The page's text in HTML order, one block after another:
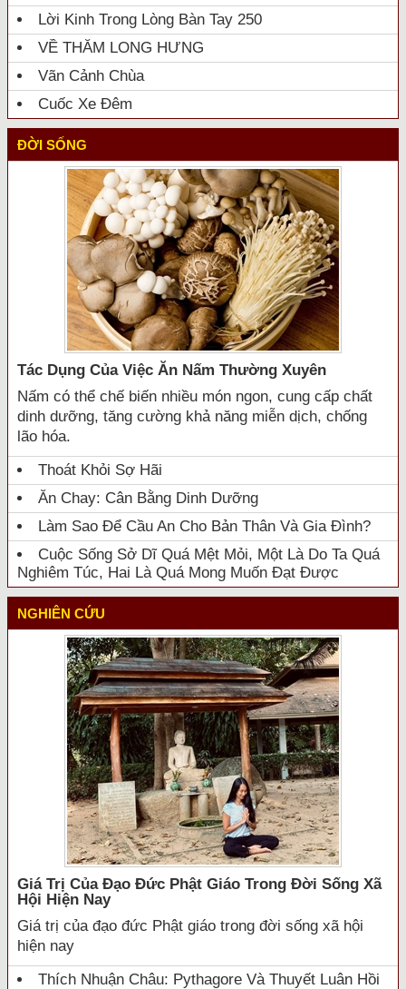
Lời Kinh Trong Lòng Bàn Tay 250
VỀ THĂM LONG HƯNG
Vãn Cảnh Chùa
Cuốc Xe Đêm
ĐỜI SỐNG
Tác Dụng Của Việc Ăn Nấm Thường Xuyên
Nấm có thể chế biến nhiều món ngon, cung cấp chất
dinh dưỡng, tăng cường khả năng miễn dịch, chống
lão hóa.
Thoát Khỏi Sợ Hãi
Ăn Chay: Cân Bằng Dinh Dưỡng
Làm Sao Để Cầu An Cho Bản Thân Và Gia Đình?
Cuộc Sống Sở Dĩ Quá Mệt Mỏi, Một Là Do Ta Quá
Nghiêm Túc, Hai Là Quá Mong Muốn Đạt Được
NGHIÊN CỨU
Giá Trị Của Đạo Đức Phật Giáo Trong Đời Sống Xã
Hội Hiện Nay
Giá trị của đạo đức Phật giáo trong đời sống xã hội
hiện nay
Thích Nhuận Châu: Pythagore Và Thuyết Luân Hồi